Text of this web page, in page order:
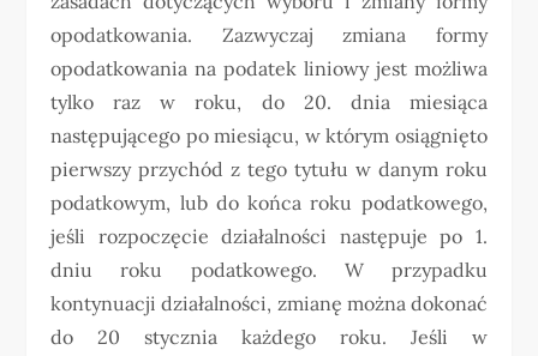
opodatkowania. Zazwyczaj zmiana formy
opodatkowania na podatek liniowy jest możliwa
tylko raz w roku, do 20. dnia miesiąca
następującego po miesiącu, w którym osiągnięto
pierwszy przychód z tego tytułu w danym roku
podatkowym, lub do końca roku podatkowego,
jeśli rozpoczęcie działalności następuje po 1.
dniu roku podatkowego. W przypadku
kontynuacji działalności, zmianę można dokonać
do 20 stycznia każdego roku. Jeśli w